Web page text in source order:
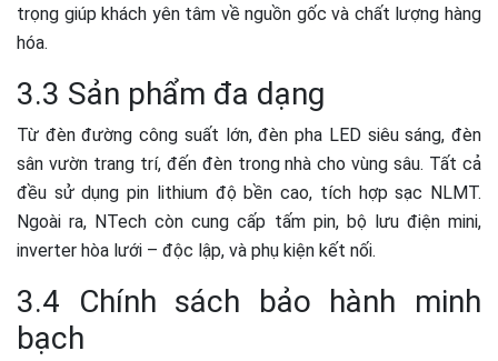
trọng giúp khách yên tâm về nguồn gốc và chất lượng hàng
hóa.
3.3 Sản phẩm đa dạng
Từ đèn đường công suất lớn, đèn pha LED siêu sáng, đèn
sân vườn trang trí, đến đèn trong nhà cho vùng sâu. Tất cả
đều sử dụng pin lithium độ bền cao, tích hợp sạc NLMT.
Ngoài ra, NTech còn cung cấp tấm pin, bộ lưu điện mini,
inverter hòa lưới – độc lập, và phụ kiện kết nối.
3.4 Chính sách bảo hành minh
bạch